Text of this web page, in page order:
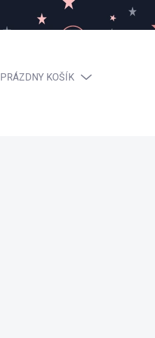
NÁKUPNÝ
PRÁZDNY KOŠÍK